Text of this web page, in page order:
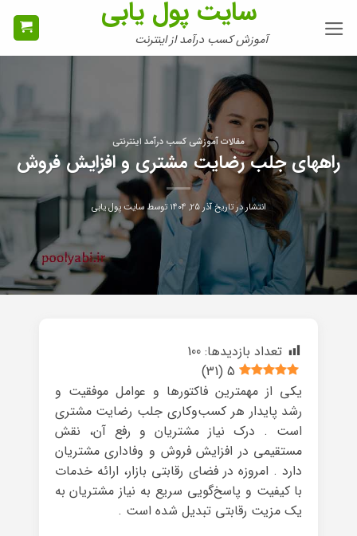
سایت پول یابی
آموزش کسب درآمد از اینترنت
مقالات آموزشی کسب درآمد اینترنتی
راههای جلب رضایت مشتری و افزایش فروش
انتشار در تاریخآذر ۲۵, ۱۴۰۴ توسطسایت پول یابی
تعداد بازدیدها: 100
5
(
31
)
یکی از مهمترین فاکتورها و عوامل موفقیت و
رشد پایدار هر کسب‌وکاری جلب رضایت مشتری
است . درک نیاز مشتریان و رفع آن، نقش
مستقیمی در افزایش فروش و وفاداری مشتریان
دارد . امروزه در فضای رقابتی بازار، ارائه خدمات
با کیفیت و پاسخ‌گویی سریع به نیاز مشتریان به
یک مزیت رقابتی تبدیل شده است .